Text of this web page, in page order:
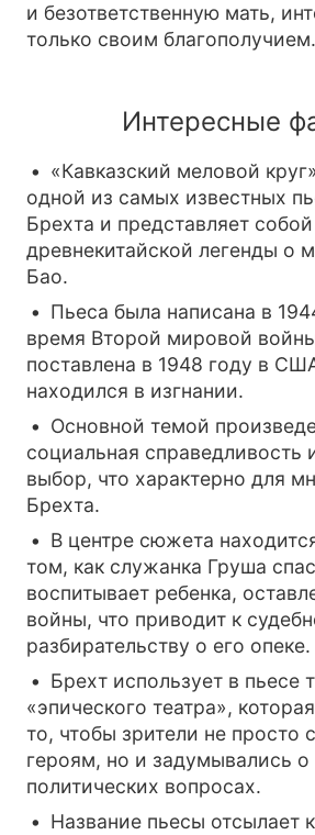
и безответственную мать,
только своим благополучием.
Интересные
«Кавказский меловой
одной из самых известных
Брехта и представляет
древнекитайской легенды о
Бао.
Пьеса была написана в
время Второй мировой
поставлена в 1948 году в
находился в изгнании.
Основной темой
социальная справедливость
выбор, что характерно для
Брехта.
В центре сюжета
том, как служанка Груша
воспитывает ребенка,
войны, что приводит к
разбирательству о его опеке.
Брехт использует в пьесе
«эпического театра»,
то, чтобы зрители не просто
героям, но и задумывались
политических вопросах.
Название пьесы отсылает